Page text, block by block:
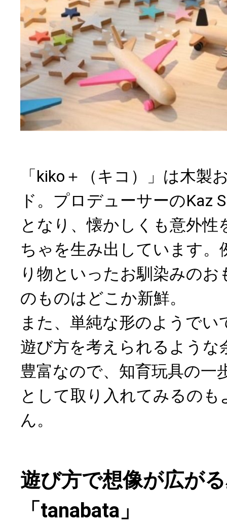
「kiko＋（キコ）」は木製
ド。プロデューサーのKaz
となり、懐かしくも意外性
ちゃを生み出しています。
り物といったお馴染みのお
のものはどこか新鮮。
また、単純な形のようでい
遊び方を考えられるような
豊富なので、知育玩具の一
として取り入れてみるの
ん。
遊び方で想像が広が
「tanabata」